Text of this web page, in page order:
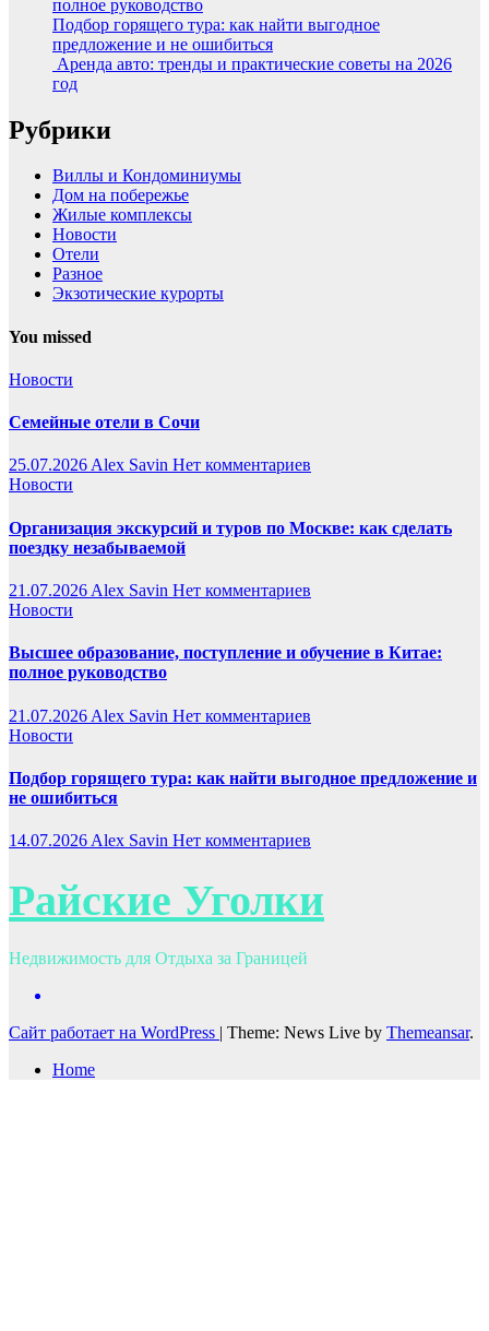
полное руководство
Подбор горящего тура: как найти выгодное
предложение и не ошибиться
Аренда авто: тренды и практические советы на 2026
год
Рубрики
Виллы и Кондоминиумы
Дом на побережье
Жилые комплексы
Новости
Отели
Разное
Экзотические курорты
You missed
Новости
Семейные отели в Сочи
25.07.2026Alex Savin Нет комментариев
Новости
Организация экскурсий и туров по Москве: как сделать
поездку незабываемой
21.07.2026 Alex Savin Нет комментариев
Новости
Высшее образование, поступление и обучение в Китае:
полное руководство
21.07.2026 Alex Savin Нет комментариев
Новости
Подбор горящего тура: как найти выгодное предложение и
не ошибиться
14.07.2026 Alex Savin Нет комментариев
Райские Уголки
Недвижимость для Отдыха за Границей
Сайт работает на WordPress | Theme: News Live by Themeansar.
Home